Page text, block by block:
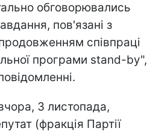
обговорювались
пов'язані з
співпраці
програми stand-by",
3 листопада,
(фракція Партії